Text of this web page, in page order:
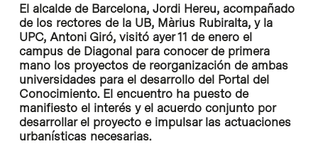
El alcalde de Barcelona, Jordi Hereu, acompañado
de los rectores de la UB, Màrius Rubiralta, y la
UPC, Antoni Giró, visitó ayer 11 de enero el
campus de Diagonal para conocer de primera
mano los proyectos de reorganización de ambas
universidades para el desarrollo del Portal del
Conocimiento. El encuentro ha puesto de
manifiesto el interés y el acuerdo conjunto por
desarrollar el proyecto e impulsar las actuaciones
urbanísticas necesarias.